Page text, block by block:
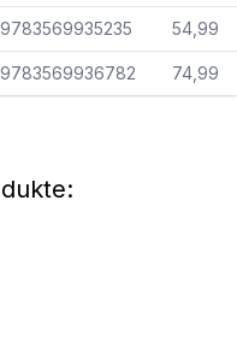
9783569935235 54,99
9783569936782 74,99